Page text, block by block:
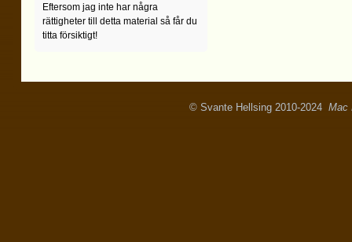
Eftersom jag inte har några
rättigheter till detta material så får du
titta försiktigt!
© Svante Hellsing 2010-2024 Mac